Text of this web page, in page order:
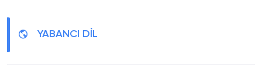
YABANCI DİL